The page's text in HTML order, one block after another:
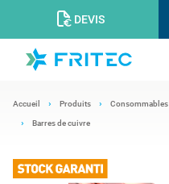
DEVIS
Accueil Produits Consommables
Barres de cuivre